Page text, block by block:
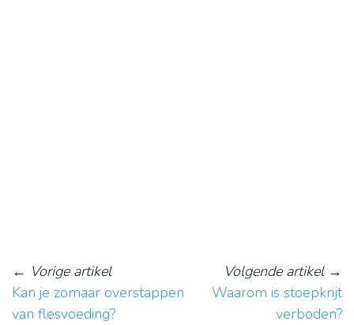
← Vorige artikel
Kan je zomaar overstappen
van flesvoeding?
Volgende artikel→
Waarom is stoepkrijt
verboden?